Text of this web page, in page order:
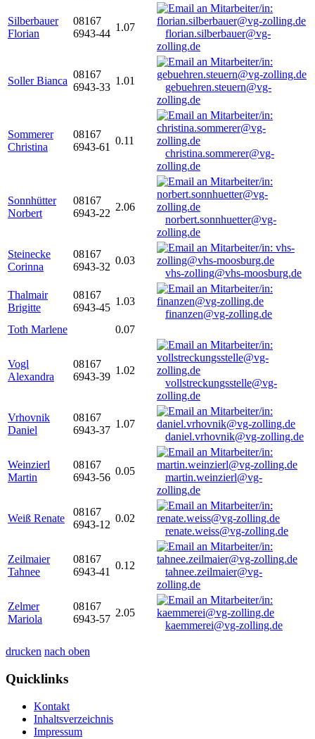
Silberbauer
Florian
08167
6943-44
1.07
florian.silberbauer@vg-
zolling.de
Soller Bianca
08167
6943-33
1.01
gebuehren.steuern@vg-
zolling.de
Sommerer
Christina
08167
6943-61
0.11
christina.sommerer@vg-
zolling.de
Sonnhütter
Norbert
08167
6943-22
2.06
norbert.sonnhuetter@vg-
zolling.de
Steinecke
Corinna
08167
6943-32
0.03
vhs-zolling@vhs-moosburg.de
Thalmair
Brigitte
08167
6943-45
1.03
finanzen@vg-zolling.de
Toth Marlene
0.07
Vogl
Alexandra
08167
6943-39
1.02
vollstreckungsstelle@vg-
zolling.de
Vrhovnik
Daniel
08167
6943-37
1.07
daniel.vrhovnik@vg-zolling.de
Weinzierl
Martin
08167
6943-56
0.05
martin.weinzierl@vg-
zolling.de
Weiß Renate
08167
6943-12
0.02
renate.weiss@vg-zolling.de
Zeilmaier
Tahnee
08167
6943-41
0.12
tahnee.zeilmaier@vg-
zolling.de
Zelmer
Mariola
08167
6943-57
2.05
kaemmerei@vg-zolling.de
drucken nach oben
Quicklinks
Kontakt
Inhaltsverzeichnis
Impressum